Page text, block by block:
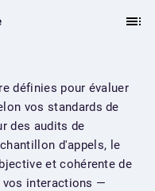
définies pour évaluer
vos standards de
des audits de
d'appels, le
et cohérente de
vos interactions —